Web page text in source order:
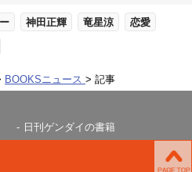
神田正輝 竜星涼 恋愛
BOOKSニュース 記事
日刊ゲンダイの書籍